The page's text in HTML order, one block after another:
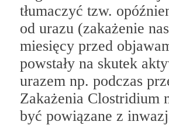
tłumaczyć tzw.
od urazu (zakażenie
miesięcy przed
powstały na skutek
urazem np. podczas
Zakażenia Clostridium
być powiązane z